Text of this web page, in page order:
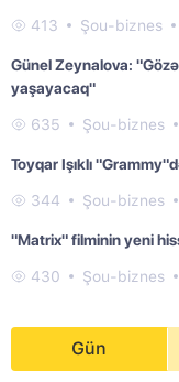
413 Şou-biznes
Günel Zeynalova:
yaşayacaq"
635 Şou-biznes
Toyqar Işıklı
344 Şou-biznes
"Matrix" filminin yeni
430 Şou-biznes
Gün